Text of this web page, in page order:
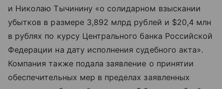
и Николаю Тычинину «о солидарном взыскании
убытков в размере 3,892 млрд рублей и $20,4 млн
в рублях по курсу Центрального банка Российской
Федерации на дату исполнения судебного акта».
Компания также подала заявление о принятии
обеспечительных мер в пределах заявленных